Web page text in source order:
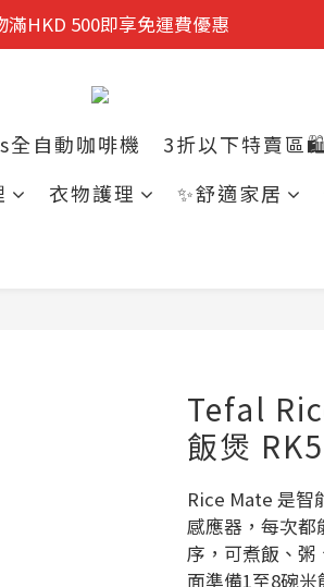
新會員首次購物 尊享全單9折優惠!
滿HKD 500即享免運費優惠
全自動咖啡機 3折以下特賣區🛍️
衣物護理 ✨舒適家居
Tefal
飯煲
Rice Mate 是智
感應器，每次都
序，可煮飯、粥
面準備1至8碗